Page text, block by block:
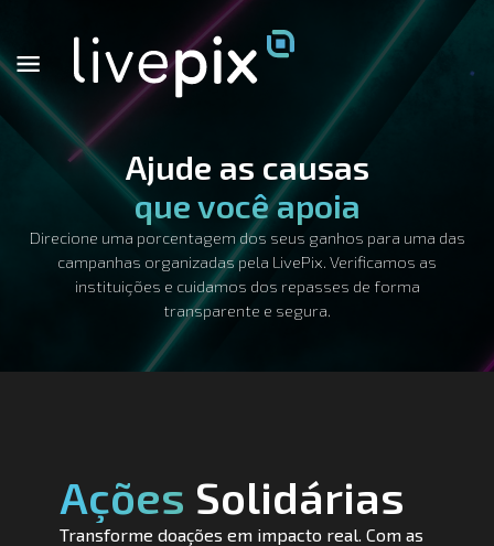
Ajude as causas
que você apoia
Direcione uma porcentagem dos seus ganhos para uma das
campanhas organizadas pela LivePix. Verificamos as
instituições e cuidamos dos repasses de forma
transparente e segura.
Ações Solidárias
Transforme doações em impacto real. Com as